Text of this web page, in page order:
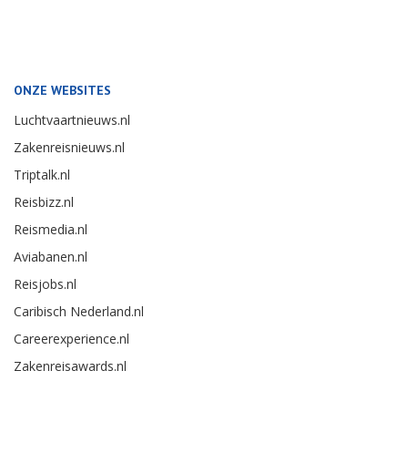
ONZE WEBSITES
Luchtvaartnieuws.nl
Zakenreisnieuws.nl
Triptalk.nl
Reisbizz.nl
Reismedia.nl
Aviabanen.nl
Reisjobs.nl
Caribisch Nederland.nl
Careerexperience.nl
Zakenreisawards.nl